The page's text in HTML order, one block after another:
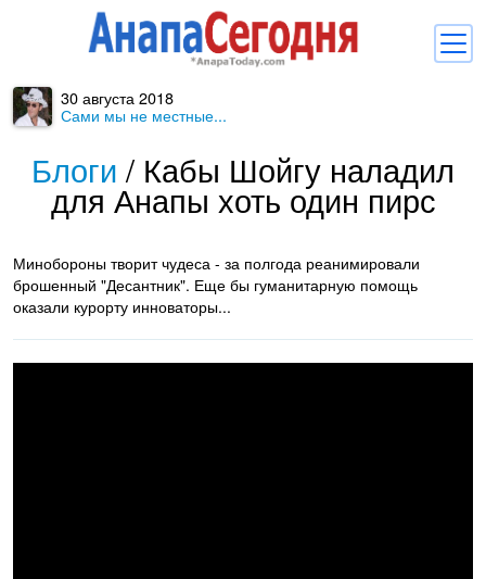
Комментарии
Об Анапе
Библиотека
Регистрация и Вход
30 августа 2018
Сами мы не местные...
Блоги / Кабы Шойгу наладил
для Анапы хоть один пирс
Минобороны творит чудеса - за полгода реанимировали
брошенный "Десантник". Еще бы гуманитарную помощь
оказали курорту инноваторы...